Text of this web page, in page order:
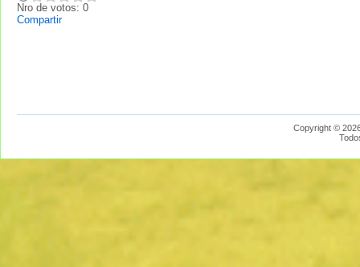
Nro de votos: 0
Compartir
Copyright ©